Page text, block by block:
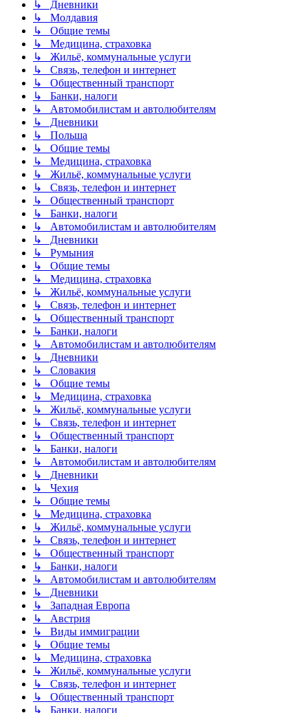
↳ Дневники
↳ Молдавия
↳ Общие темы
↳ Медицина, страховка
↳ Жильё, коммунальные услуги
↳ Связь, телефон и интернет
↳ Общественный транспорт
↳ Банки, налоги
↳ Автомобилистам и автолюбителям
↳ Дневники
↳ Польша
↳ Общие темы
↳ Медицина, страховка
↳ Жильё, коммунальные услуги
↳ Связь, телефон и интернет
↳ Общественный транспорт
↳ Банки, налоги
↳ Автомобилистам и автолюбителям
↳ Дневники
↳ Румыния
↳ Общие темы
↳ Медицина, страховка
↳ Жильё, коммунальные услуги
↳ Связь, телефон и интернет
↳ Общественный транспорт
↳ Банки, налоги
↳ Автомобилистам и автолюбителям
↳ Дневники
↳ Словакия
↳ Общие темы
↳ Медицина, страховка
↳ Жильё, коммунальные услуги
↳ Связь, телефон и интернет
↳ Общественный транспорт
↳ Банки, налоги
↳ Автомобилистам и автолюбителям
↳ Дневники
↳ Чехия
↳ Общие темы
↳ Медицина, страховка
↳ Жильё, коммунальные услуги
↳ Связь, телефон и интернет
↳ Общественный транспорт
↳ Банки, налоги
↳ Автомобилистам и автолюбителям
↳ Дневники
↳ Западная Европа
↳ Австрия
↳ Виды иммиграции
↳ Общие темы
↳ Медицина, страховка
↳ Жильё, коммунальные услуги
↳ Связь, телефон и интернет
↳ Общественный транспорт
↳ Банки, налоги